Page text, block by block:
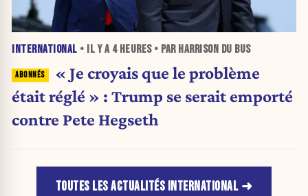
INTERNATIONAL • IL Y A 4 HEURES• PAR HARRISON DU BUS
« Je croyais que le problème
était réglé » : Trump se serait emporté
contre Pete Hegseth
TOUTES LES ACTUALITÉS INTERNATIONAL